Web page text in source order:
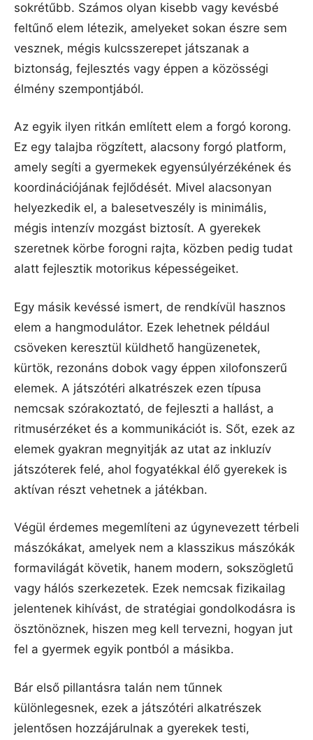
sokrétűbb. Számos olyan kisebb vagy kevésbé
feltűnő elem létezik, amelyeket sokan észre sem
vesznek, mégis kulcsszerepet játszanak a
biztonság, fejlesztés vagy éppen a közösségi
élmény szempontjából.
Az egyik ilyen ritkán említett elem a forgó korong.
Ez egy talajba rögzített, alacsony forgó platform,
amely segíti a gyermekek egyensúlyérzékének és
koordinációjának fejlődését. Mivel alacsonyan
helyezkedik el, a balesetveszély is minimális,
mégis intenzív mozgást biztosít. A gyerekek
szeretnek körbe forogni rajta, közben pedig tudat
alatt fejlesztik motorikus képességeiket.
Egy másik kevéssé ismert, de rendkívül hasznos
elem a hangmodulátor. Ezek lehetnek például
csöveken keresztül küldhető hangüzenetek,
kürtök, rezonáns dobok vagy éppen xilofonszerű
elemek. A játszótéri alkatrészek ezen típusa
nemcsak szórakoztató, de fejleszti a hallást, a
ritmusérzéket és a kommunikációt is. Sőt, ezek az
elemek gyakran megnyitják az utat az inkluzív
játszóterek felé, ahol fogyatékkal élő gyerekek is
aktívan részt vehetnek a játékban.
Végül érdemes megemlíteni az úgynevezett térbeli
mászókákat, amelyek nem a klasszikus mászókák
formavilágát követik, hanem modern, sokszögletű
vagy hálós szerkezetek. Ezek nemcsak fizikailag
jelentenek kihívást, de stratégiai gondolkodásra is
ösztönöznek, hiszen meg kell tervezni, hogyan jut
fel a gyermek egyik pontból a másikba.
Bár első pillantásra talán nem tűnnek
különlegesnek, ezek a játszótéri alkatrészek
jelentősen hozzájárulnak a gyerekek testi,